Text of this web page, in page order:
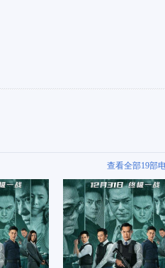
查看全部19部